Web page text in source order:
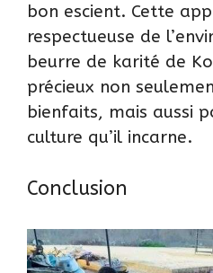
bon escient. Cette
respectueuse de
beurre de karité de
précieux non
bienfaits, mais aussi
culture qu’il incarne.
Conclusion